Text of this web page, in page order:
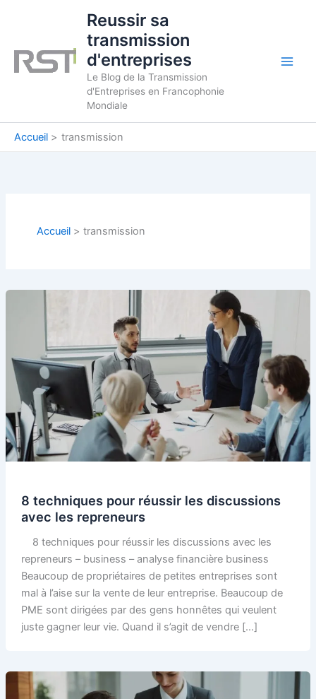
Reussir sa
transmission
d'entreprises
Le Blog de la Transmission
d'Entreprises en Francophonie
Mondiale
Accueil transmission
Accueil transmission
8 techniques pour réussir les discussions
avec les repreneurs
8 techniques pour réussir les discussions avec les
repreneurs – business – analyse financière business
Beaucoup de propriétaires de petites entreprises sont
mal à l’aise sur la vente de leur entreprise. Beaucoup de
PME sont dirigées par des gens honnêtes qui veulent
juste gagner leur vie. Quand il s’agit de vendre […]